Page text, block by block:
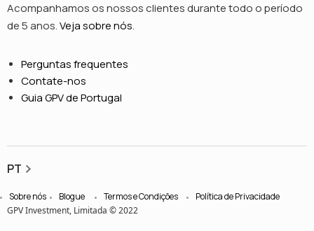
Acompanhamos os nossos clientes durante todo o período
de 5 anos.Veja sobre nós.
Perguntas frequentes
Contate-nos
Guia GPV de Portugal
PT
Sobre nós Blogue Termos e Condições
Política de Privacidade
GPV Investment, Limitada © 2022